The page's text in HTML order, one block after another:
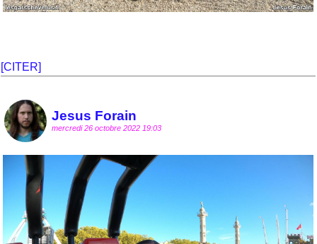
[CITER]
Jesus Forain
mercredi 26 octobre 2022 19:03